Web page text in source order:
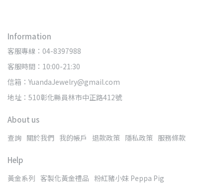
Information
客服專線：04-8397988
客服時間：10:00-21:30
信箱：YuandaJewelry@gmail.com
地址：510彰化縣員林市中正路412號
About us
查詢 關於我們 我的帳戶 退款政策 隱私政策 服務條款
Help
黃金系列 客製化黃金禮品 粉紅豬小妹 Peppa Pig